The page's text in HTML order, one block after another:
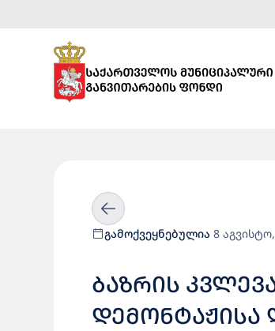
გამოქვეყნებულია 8
ᲑᲐᲖᲠᲘᲡ
ᲓᲔᲛᲝᲜᲢᲐᲟᲘᲡᲐ